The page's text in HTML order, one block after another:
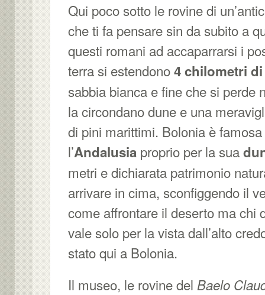
Qui poco sotto le rovine di
che ti fa pensare sin da subito a
questi romani ad accaparrarsi i
terra si estendono4 chilometri
sabbia bianca e fine che si perde
la circondano dune e una
di pini marittimi. Bolonia è
l’Andalusia proprio per la sua
metri e dichiarata patrimonio
arrivare in cima, sconfiggendo il
come affrontare il deserto ma chi
vale solo per la vista dall’alto
stato qui a Bolonia.
Il museo, le rovine del Baelo